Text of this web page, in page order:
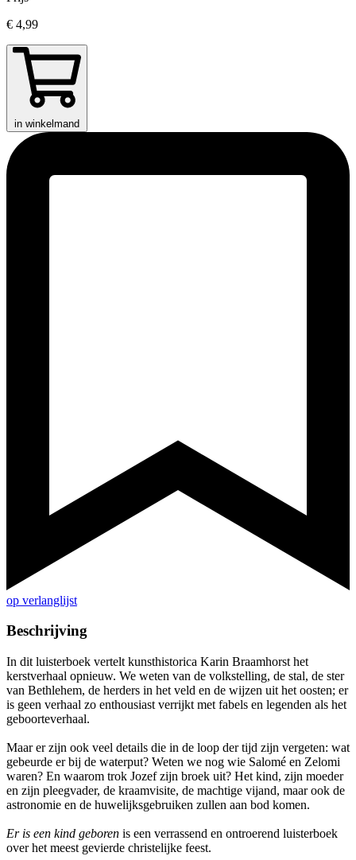
€ 4,99
in winkelmand
op verlanglijst
Beschrijving
In dit luisterboek vertelt kunsthistorica Karin Braamhorst het
kerstverhaal opnieuw. We weten van de volkstelling, de stal, de ster
van Bethlehem, de herders in het veld en de wijzen uit het oosten; er
is geen verhaal zo enthousiast verrijkt met fabels en legenden als het
geboorteverhaal.
Maar er zijn ook veel details die in de loop der tijd zijn vergeten: wat
gebeurde er bij de waterput? Weten we nog wie Salomé en Zelomi
waren? En waarom trok Jozef zijn broek uit? Het kind, zijn moeder
en zijn pleegvader, de kraamvisite, de machtige vijand, maar ook de
astronomie en de huwelijksgebruiken zullen aan bod komen.
Er is een kind geboren is een verrassend en ontroerend luisterboek
over het meest gevierde christelijke feest.